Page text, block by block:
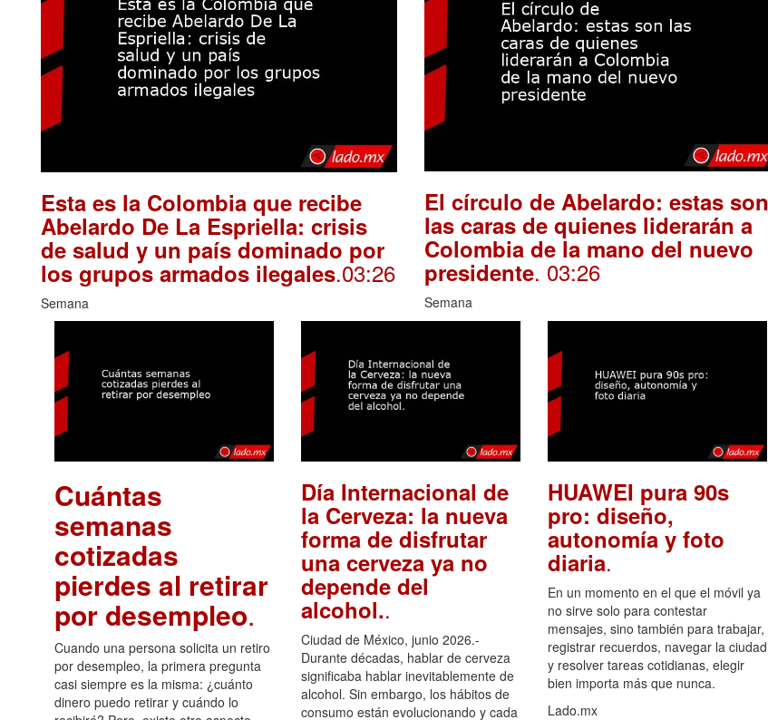
Esta es la Colombia que recibe
Abelardo De La Espriella: crisis
de salud y un país dominado por
los grupos armados ilegales.03:26
Semana
El círculo de Abelardo: estas son
las caras de quienes liderarán a
Colombia de la mano del nuevo
presidente. 03:26
Semana
Cuántas
semanas
cotizadas
pierdes al retirar
por desempleo.
Cuando una persona solicita un retiro
por desempleo, la primera pregunta
casi siempre es la misma: ¿cuánto
dinero puedo retirar y cuándo lo
Día Internacional de
la Cerveza: la nueva
forma de disfrutar
una cerveza ya no
depende del
alcohol..
Ciudad de México, junio 2026.-
Durante décadas, hablar de cerveza
significaba hablar inevitablemente de
alcohol. Sin embargo, los hábitos de
consumo están evolucionando y cada
HUAWEI pura 90s
pro: diseño,
autonomía y foto
diaria.
En un momento en el que el móvil ya
no sirve solo para contestar
mensajes, sino también para trabajar,
registrar recuerdos, navegar la ciudad
y resolver tareas cotidianas, elegir
bien importa más que nunca.
Lado.mx